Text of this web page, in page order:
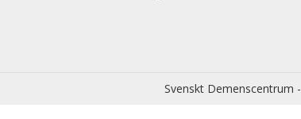
Svenskt Demenscentrum -